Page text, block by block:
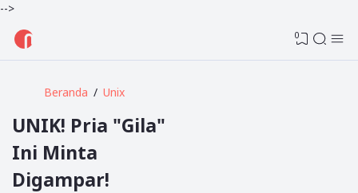
-->
0
Beranda Unix
UNIK! Pria "Gila"
Ini Minta
Digampar!